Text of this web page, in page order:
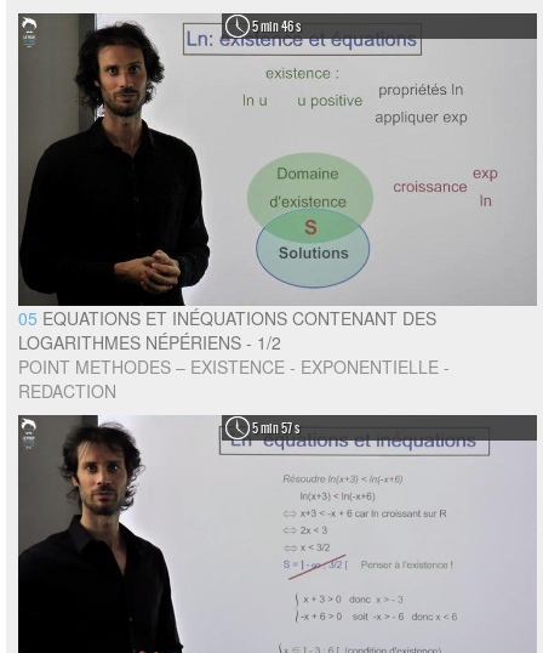
5 min 46 s
05 EQUATIONS ET INÉQUATIONS CONTENANT DES
LOGARITHMES NÉPÉRIENS - 1/2
POINT METHODES – EXISTENCE - EXPONENTIELLE -
REDACTION
5 min 57 s